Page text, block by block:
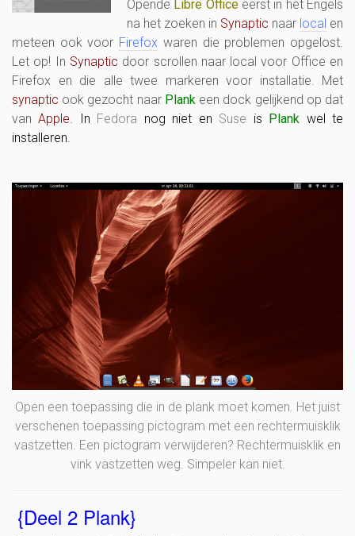
Opende Libre Officeeerst in het Engels
na het zoeken in Synaptic naar local en
meteen ook voor Firefox waren die problemen opgelost.
Let op! In Synaptic door scrollen naar local voor Office en
Firefox en die alle twee markeren voor installatie. Met
synaptic ook gezocht naar Plankeen dock gelijkend op dat
vanApple. In Fedora nog niet en Suse is Plank wel te
installeren.
Open een toepassing die in de plank moet komen. Het juist
verschenen toepassing pictogram met een rechtermuisklik
vastzetten. Een pictogram verwijderen? Rechtermuisklik en
vink vastzetten weg. Simpeler kan niet.
{Deel 2 Plank}